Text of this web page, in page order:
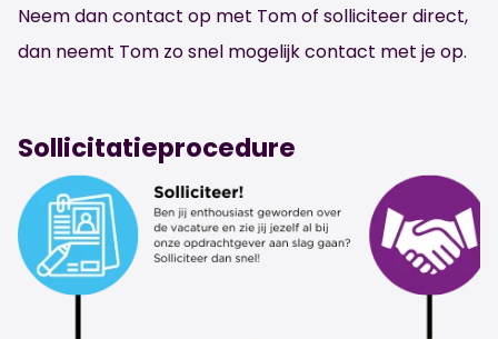
Neem dan contact op met Tom of solliciteer direct,
dan neemt Tom zo snel mogelijk contact met je op.
Sollicitatieprocedure